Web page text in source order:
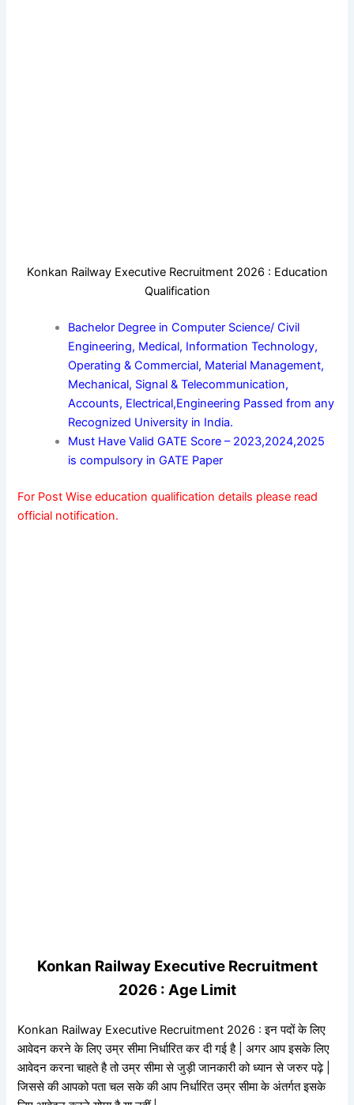
Konkan Railway Executive Recruitment 2026 : Education
Qualification
Bachelor Degree in Computer Science/ Civil
Engineering, Medical, Information Technology,
Operating & Commercial, Material Management,
Mechanical, Signal & Telecommunication,
Accounts, Electrical,Engineering Passed from any
Recognized University in India.
Must Have Valid GATE Score – 2023,2024,2025
is compulsory in GATE Paper
For Post Wise education qualification details please read
official notification.
Konkan Railway Executive Recruitment
2026 : Age Limit
Konkan Railway Executive Recruitment 2026 : इन पदों के लिए
आवेदन करने के लिए उम्र सीमा निर्धारित कर दी गई है | अगर आप इसके लिए
आवेदन करना चाहते है तो उम्र सीमा से जुड़ी जानकारी को ध्यान से जरुर पढ़े |
जिससे की आपको पता चल सके की आप निर्धारित उम्र सीमा के अंतर्गत इसके